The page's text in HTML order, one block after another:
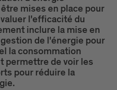
mises en place pour
l'efficacité du
inclure la mise en
de l'énergie pour
la consommation
permettre de voir les
pour réduire la